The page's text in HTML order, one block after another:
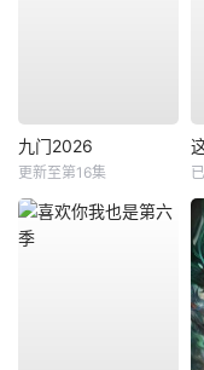
九门2026
更新至第16集